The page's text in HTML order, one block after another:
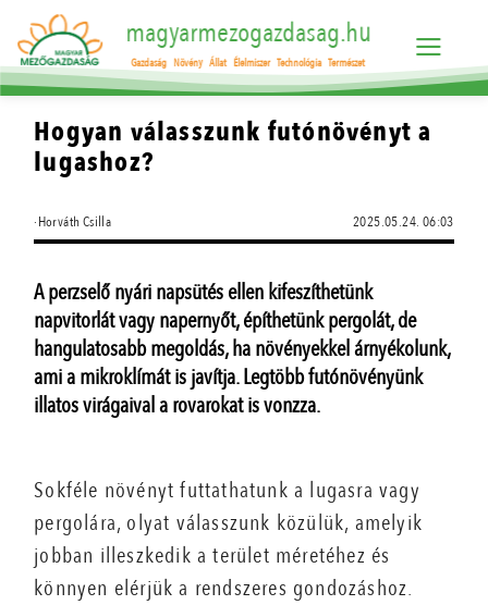
magyarmezogazdasag.hu
Gazdaság Növény Állat Élelmiszer Technológia Természet
Hogyan válasszunk futónövényt a
lugashoz?
·Horváth Csilla 2025.05.24. 06:03
A perzselő nyári napsütés ellen kifeszíthetünk
napvitorlát vagy napernyőt, építhetünk pergolát, de
hangulatosabb megoldás, ha növényekkel árnyékolunk,
ami a mikroklímát is javítja. Legtöbb futónövényünk
illatos virágaival a rovarokat is vonzza.
Sokféle növényt futtathatunk a lugasra vagy
pergolára, olyat válasszunk közülük, amelyik
jobban illeszkedik a terület méretéhez és
könnyen elérjük a rendszeres gondozáshoz.